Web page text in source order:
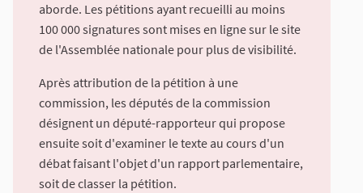
aborde. Les pétitions ayant recueilli au moins
100 000 signatures sont mises en ligne sur le site
de l'Assemblée nationale pour plus de visibilité.
Après attribution de la pétition à une
commission, les députés de la commission
désignent un député-rapporteur qui propose
ensuite soit d'examiner le texte au cours d'un
débat faisant l'objet d'un rapport parlementaire,
soit de classer la pétition.